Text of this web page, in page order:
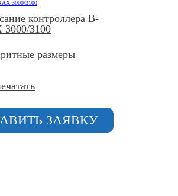
контроллера B-
3000/3100
размеры
ЗАЯВКУ